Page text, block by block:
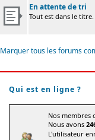
En attente de tri
Tout est dans le titre.
Marquer tous les forums
Qui est en ligne ?
Nos membres
Nous avons
L'utilisateur